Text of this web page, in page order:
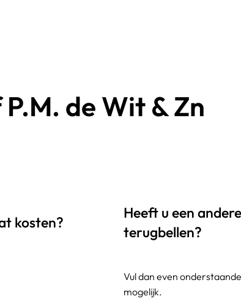
kosten?
Heeft u een
terugbellen?
Vul dan even
mogelijk.
de Wit & Zn